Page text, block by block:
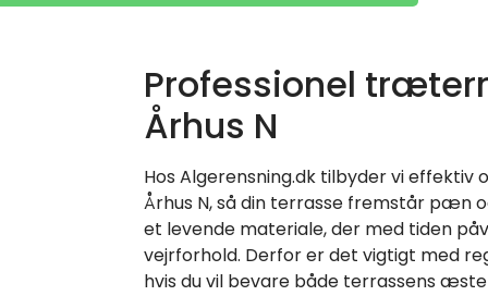
Professionel
Århus N
Hos Algerensning.dk tilbyder vi
Århus N, så din terrasse fremstår pæn
et levende materiale, der med tiden
vejrforhold. Derfor er det vigtigt med
hvis du vil bevare både terrassens